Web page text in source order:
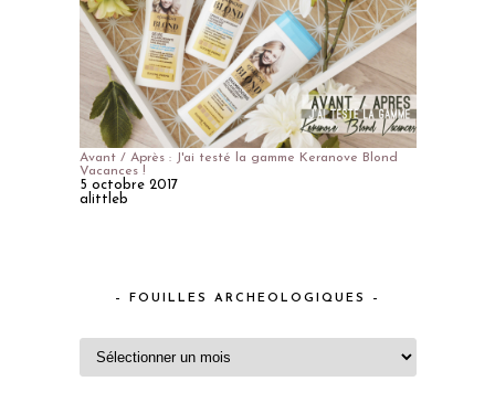
Avant / Après : J'ai testé la gamme Keranove Blond
Vacances !
5 octobre 2017
alittleb
– FOUILLES ARCHEOLOGIQUES –